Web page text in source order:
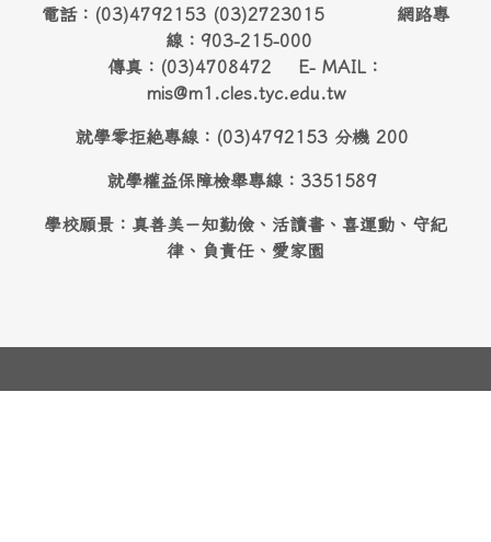
電話：(03)4792153 (03)2723015 網路專
線：903-215-000
傳真：(03)4708472 E- MAIL：
mis@m1.cles.tyc.edu.tw
就學零拒絶專線：(03)4792153 分機 200
就學權益保障檢舉專線：3351589
學校願景：真善美－知勤儉、活讀書、喜運動、守紀
律、負責任、愛家園